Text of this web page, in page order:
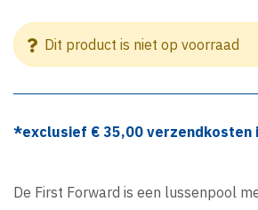
Dit product is niet op voorraad
*exclusief € 35,00 verzendkosten
De First Forward is een lussenpool